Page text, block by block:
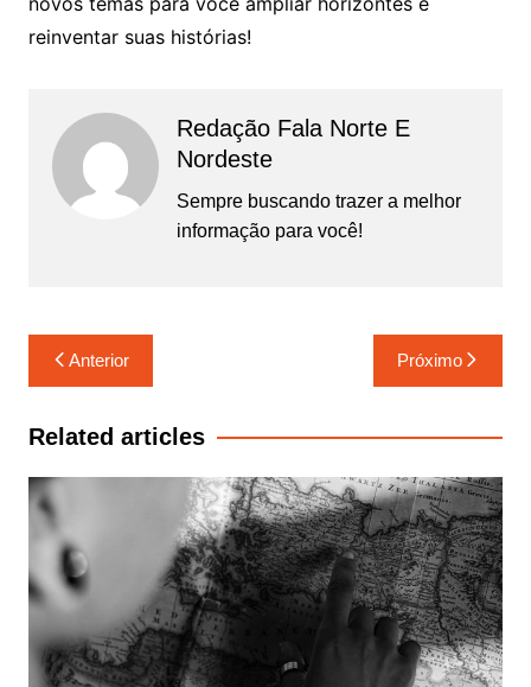
reinventar suas histórias!
Redação Fala Norte E
Nordeste
Sempre buscando trazer a melhor
informação para você!
Navegação
de
Post
Anterior Próximo
Related articles